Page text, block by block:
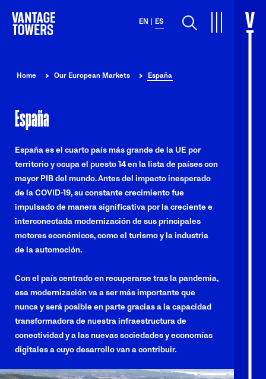
Search
EN ES
Home Our European Markets España
España
España es el cuarto país más grande de la UE por
territorio y ocupa el puesto 14 en la lista de países con
mayor PIB del mundo. Antes del impacto inesperado
de la COVID-19, su constante crecimiento fue
impulsado de manera significativa por la creciente e
interconectada modernización de sus principales
motores económicos, como el turismo y la industria
de la automoción.
Con el país centrado en recuperarse tras la pandemia,
esa modernización va a ser más importante que
nunca y será posible en parte gracias a la capacidad
transformadora de nuestra infraestructura de
conectividad y a las nuevas sociedades y economías
digitales a cuyo desarrollo van a contribuir.